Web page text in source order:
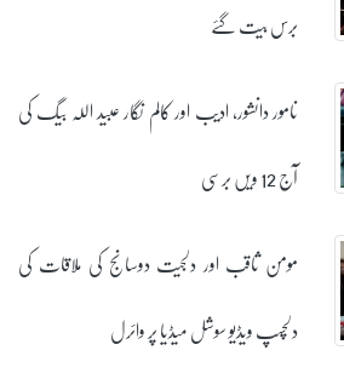
برس بیت گئے
نامور دانشور، ادیب اور کالم نگار عبید اللہ بیگ کی
آج 12 ویں برسی
مومن ثاقب اور دلجیت دوسانج کی ملاقات کی
دلچسپ ویڈیو سوشل میڈیا پر وائرل